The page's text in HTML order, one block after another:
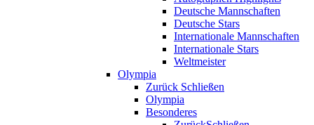
Deutsche Mannschaften
Deutsche Stars
Internationale Mannschaften
Internationale Stars
Weltmeister
Olympia
Zurück Schließen
Olympia
Besonderes